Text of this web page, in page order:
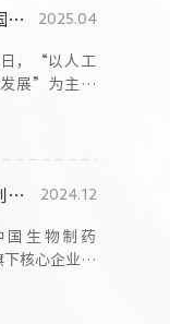
应邀出席中国医学发展大会 谢承润：用AI助力患者全周期健康管理，打造亚太多中心临床联盟 2025.04
，“以人工
展”为主题
优势互补共创“产学研”新格局 正大天晴与香港中文大学医学院签署合作框架协议 2024.12
国生物制药
下核心企业正
文大学（中